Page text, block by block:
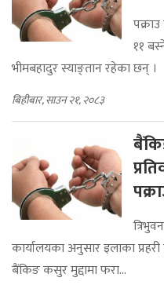
११
भीमबहादुर स्याङ्तान रहेका छन् ।
बिहीबार, साउन २१, २०८३
कार्यालयका अनुसार इलाका
बैंकिङ कसुर मुद्दामा फरा...